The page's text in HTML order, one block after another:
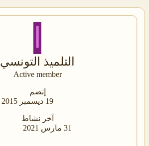
التلميذ التونسي
Active member
إنضم
19 ديسمبر 2015
آخر نشاط
31 مارس 2021